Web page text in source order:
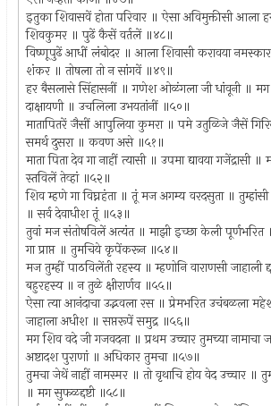
इतुका शिवासवें होता परिवार ॥ ऐसा अविमुक्तीसी आला
शिवकुमर ॥ पुढें कैसें वर्तलें ॥४८॥
विष्णूपुढें आधीं लंबोदर ॥ आला शिवासी करावया नमस्कार
शंकर ॥ तोषला तो न सांगवें ॥४९॥
हर बैसलासे सिंहासनीं ॥ गणेश ओळंगला जी धांवूनी ॥
दाक्षायणी ॥ उचलिला उभयतांनीं ॥५०॥
मातापितरें जैसीं आपुलिया कुमरा ॥ पमे उतुळिजे जैसें
समर्थ दुसरा ॥ कवण असे ॥५१॥
माता पिता देव गा नाहीं त्यासी ॥ उपमा द्यावया गजेंद्रासी
स्तविलें तेव्हां ॥५२॥
शिव म्हणे गा विघ्नहंता ॥ तूं मज अगम्य वरदसुता ॥ तुम्हांसी
॥ सर्व देवाधीश तूं ॥५३॥
तुवां मज संतोषविलें अत्यंत ॥ माझी इच्छा केली पूर्णभरित
गा प्राप्त ॥ तुमचिये कृपेंकरून ॥५४॥
मज तुम्हीं पाठविलेंती रहस्य ॥ म्हणोनि वाराणसी जाहाली
बहुरहस्य ॥ न तुळे क्षीरार्णव ॥५५॥
ऐसा त्या आनंदाचा उद्भवला रस ॥ प्रेमभरित उचंबळला
जाहाला अधीश ॥ सप्तरूपें समुद्र ॥५६॥
मग शिव वदे जी गजवदना ॥ प्रथम उच्चार तुमच्या
अष्टादश पुराणां ॥ अधिकार तुमचा ॥५७॥
तुमचा जेथें नाहीं नामस्मर ॥ तो वृथाचि होय वेद उच्चार ॥
॥ मग सुफळद्दष्टी ॥५८॥